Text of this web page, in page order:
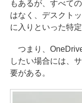
もあるが、すべて
はなく、デスクト
に入りといった特
つまり、
したい場合には、
要がある。